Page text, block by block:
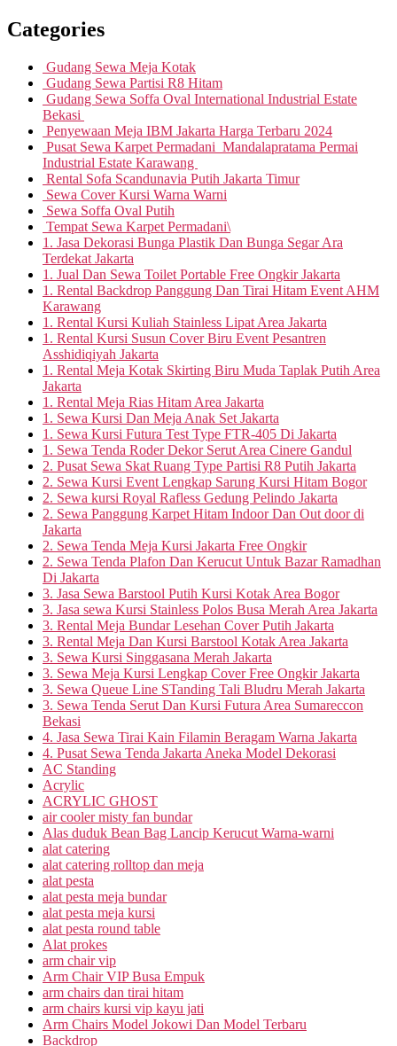
Categories
Gudang Sewa Meja Kotak
Gudang Sewa Partisi R8 Hitam
Gudang Sewa Soffa Oval International Industrial Estate
Bekasi
Penyewaan Meja IBM Jakarta Harga Terbaru 2024
Pusat Sewa Karpet Permadani Mandalapratama Permai
Industrial Estate Karawang
Rental Sofa Scandunavia Putih Jakarta Timur
Sewa Cover Kursi Warna Warni
Sewa Soffa Oval Putih
Tempat Sewa Karpet Permadani\
1. Jasa Dekorasi Bunga Plastik Dan Bunga Segar Ara
Terdekat Jakarta
1. Jual Dan Sewa Toilet Portable Free Ongkir Jakarta
1. Rental Backdrop Panggung Dan Tirai Hitam Event AHM
Karawang
1. Rental Kursi Kuliah Stainless Lipat Area Jakarta
1. Rental Kursi Susun Cover Biru Event Pesantren
Asshidiqiyah Jakarta
1. Rental Meja Kotak Skirting Biru Muda Taplak Putih Area
Jakarta
1. Rental Meja Rias Hitam Area Jakarta
1. Sewa Kursi Dan Meja Anak Set Jakarta
1. Sewa Kursi Futura Test Type FTR-405 Di Jakarta
1. Sewa Tenda Roder Dekor Serut Area Cinere Gandul
2. Pusat Sewa Skat Ruang Type Partisi R8 Putih Jakarta
2. Sewa Kursi Event Lengkap Sarung Kursi Hitam Bogor
2. Sewa kursi Royal Rafless Gedung Pelindo Jakarta
2. Sewa Panggung Karpet Hitam Indoor Dan Out door di
Jakarta
2. Sewa Tenda Meja Kursi Jakarta Free Ongkir
2. Sewa Tenda Plafon Dan Kerucut Untuk Bazar Ramadhan
Di Jakarta
3. Jasa Sewa Barstool Putih Kursi Kotak Area Bogor
3. Jasa sewa Kursi Stainless Polos Busa Merah Area Jakarta
3. Rental Meja Bundar Lesehan Cover Putih Jakarta
3. Rental Meja Dan Kursi Barstool Kotak Area Jakarta
3. Sewa Kursi Singgasana Merah Jakarta
3. Sewa Meja Kursi Lengkap Cover Free Ongkir Jakarta
3. Sewa Queue Line STanding Tali Bludru Merah Jakarta
3. Sewa Tenda Serut Dan Kursi Futura Area Sumareccon
Bekasi
4. Jasa Sewa Tirai Kain Filamin Beragam Warna Jakarta
4. Pusat Sewa Tenda Jakarta Aneka Model Dekorasi
AC Standing
Acrylic
ACRYLIC GHOST
air cooler misty fan bundar
Alas duduk Bean Bag Lancip Kerucut Warna-warni
alat catering
alat catering rolltop dan meja
alat pesta
alat pesta meja bundar
alat pesta meja kursi
alat pesta round table
Alat prokes
arm chair vip
Arm Chair VIP Busa Empuk
arm chairs dan tirai hitam
arm chairs kursi vip kayu jati
Arm Chairs Model Jokowi Dan Model Terbaru
Backdrop